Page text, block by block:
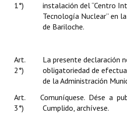
1°)
instalación del “Centro
Tecnología Nuclear” en
de Bariloche.
Art.
2°)
La presente declaración
obligatoriedad de
de la Administración
Art.
3°)
Comuníquese. Dése a
Cumplido, archívese.